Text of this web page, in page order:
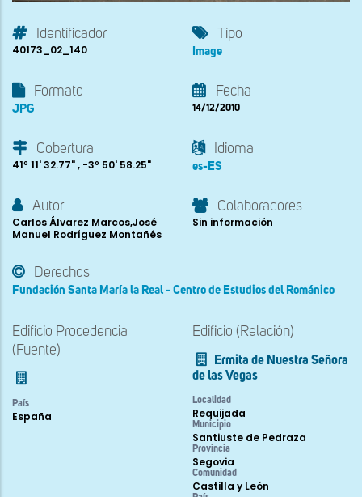
Identificador
40173_02_140
Tipo
Image
Formato
JPG
Fecha
14/12/2010
Cobertura
41º 11' 32.77" , -3º 50' 58.25"
Idioma
es-ES
Autor
Carlos Álvarez Marcos,José
Manuel Rodríguez Montañés
Colaboradores
Sin información
Derechos
Fundación Santa María la Real - Centro de Estudios del Románico
Edificio Procedencia
(Fuente)
País
España
Edificio (Relación)
Ermita de Nuestra Señora
de las Vegas
Localidad
Requijada
Municipio
Santiuste de Pedraza
Provincia
Segovia
Comunidad
Castilla y León